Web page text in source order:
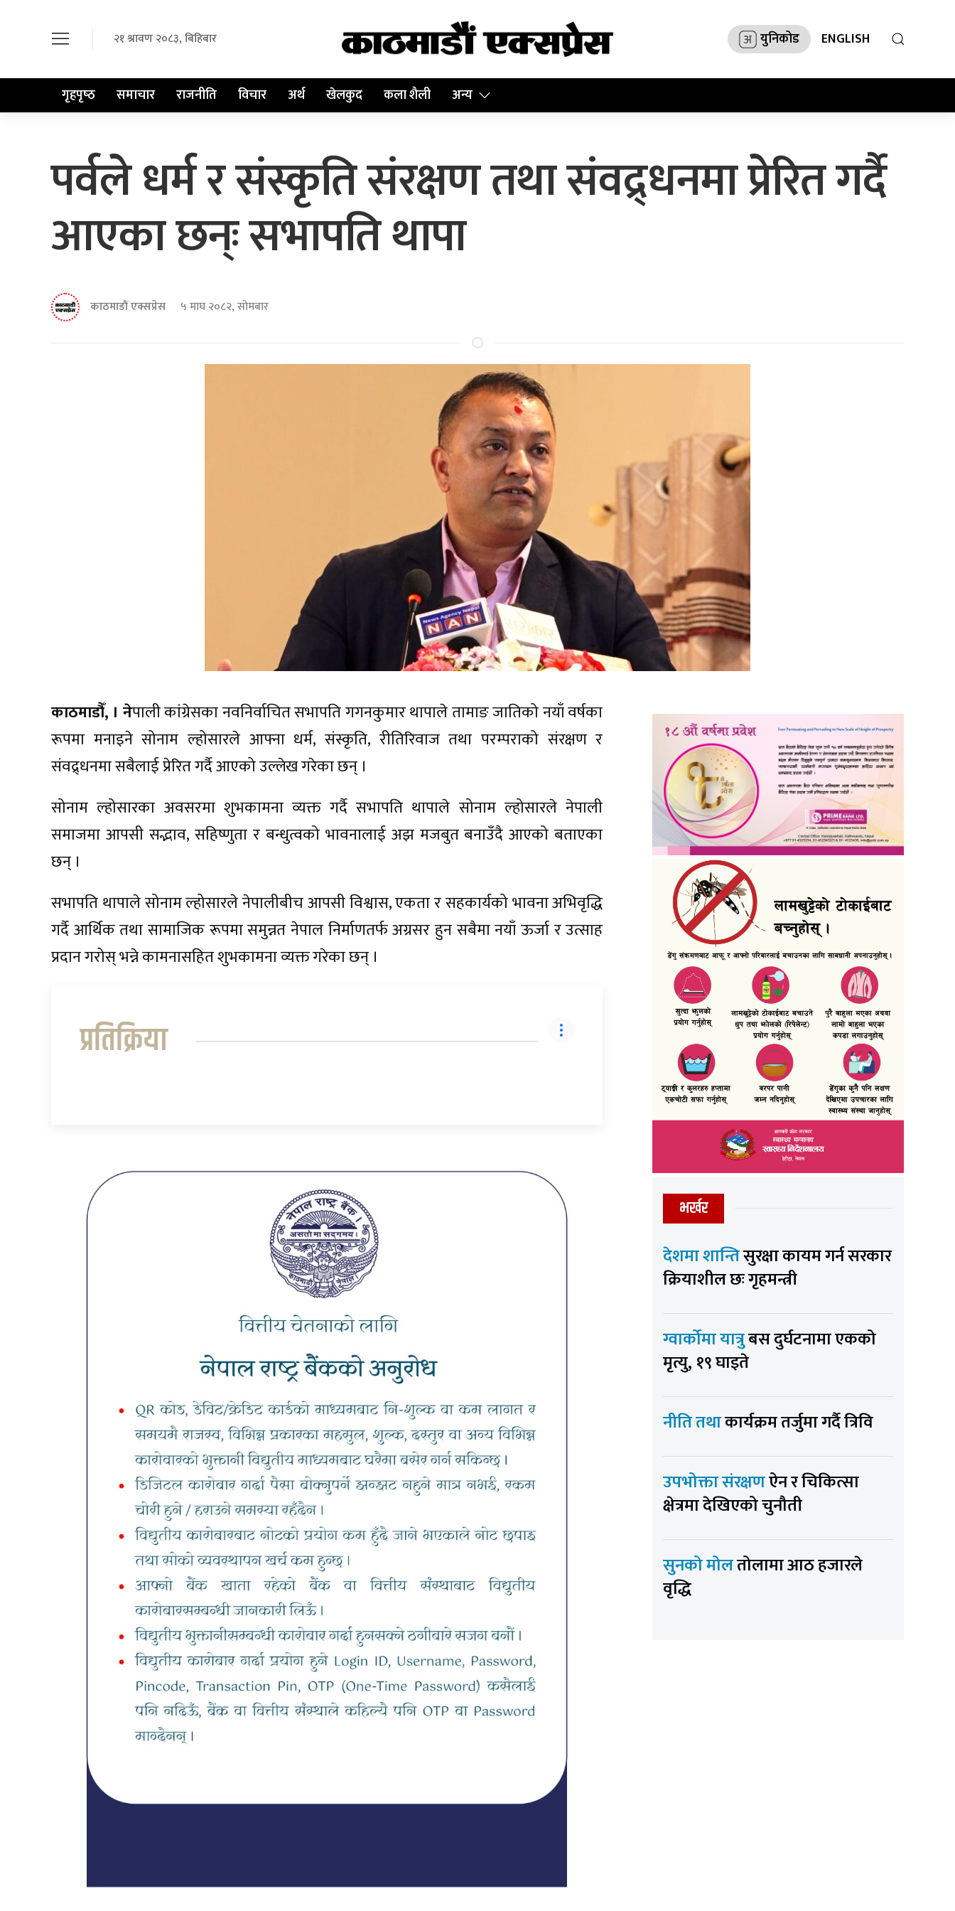
२१ श्रावण २०८३, बिहिबार युनिकोड ENGLISH
गृहपृष्‍ठ समाचार राजनीति विचार अर्थ खेलकुद कला शैली अन्य
पर्वले धर्म र संस्कृति संरक्षण तथा संवद्र्धनमा प्रेरित गर्दै
आएका छन्ः सभापति थापा
काठमाडौं एक्सप्रेस ५ माघ २०८२, सोमबार
काठमाडौँ, । नेपाली कांग्रेसका नवनिर्वाचित सभापति गगनकुमार थापाले तामाङ जातिको नयाँ वर्षका
रूपमा मनाइने सोनाम ल्होसारले आफ्ना धर्म, संस्कृति, रीतिरिवाज तथा परम्पराको संरक्षण र
संवद्र्धनमा सबैलाई प्रेरित गर्दै आएको उल्लेख गरेका छन् ।
सोनाम ल्होसारका अवसरमा शुभकामना व्यक्त गर्दै सभापति थापाले सोनाम ल्होसारले नेपाली
समाजमा आपसी सद्भाव, सहिष्णुता र बन्धुत्वको भावनालाई अझ मजबुत बनाउँदै आएको बताएका
छन् ।
सभापति थापाले सोनाम ल्होसारले नेपालीबीच आपसी विश्वास, एकता र सहकार्यको भावना अभिवृद्धि
गर्दै आर्थिक तथा सामाजिक रूपमा समुन्नत नेपाल निर्माणतर्फ अग्रसर हुन सबैमा नयाँ ऊर्जा र उत्साह
प्रदान गरोस् भन्ने कामनासहित शुभकामना व्यक्त गरेका छन् ।
प्रतिक्रिया
भर्खर
देशमा शान्तिसुरक्षा कायम गर्न सरकार
क्रियाशील छः गृहमन्त्री
ग्वार्कोमा यात्रुबस दुर्घटनामा एकको
मृत्यु, १९ घाइते
नीति तथाकार्यक्रम तर्जुमा गर्दै त्रिवि
उपभोक्ता संरक्षणऐन र चिकित्सा
क्षेत्रमा देखिएको चुनौती
सुनको मोलतोलामा आठ हजारले
वृद्धि